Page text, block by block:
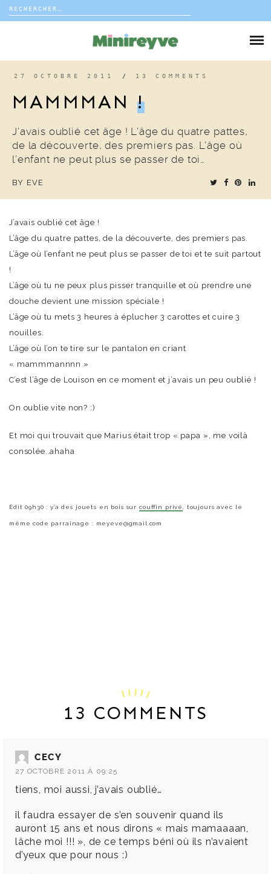
Rechercher :
DÉCO
VOYAGE
27 OCTOBRE 2011 / 13 COMMENTS
MAMMMAN !
J’avais oublié cet âge ! L’âge du quatre pattes,
de la découverte, des premiers pas. L’âge où
l’enfant ne peut plus se passer de toi…
BY EVE
J’avais oublié cet âge !
L’âge du quatre pattes, de la découverte, des premiers pas.
L’âge où l’enfant ne peut plus se passer de toi et te suit partout
!
L’âge où tu ne peux plus pisser tranquille et où prendre une
douche devient une mission spéciale !
L’âge où tu mets 3 heures à éplucher 3 carottes et cuire 3
nouilles.
L’âge où l’on te tire sur le pantalon en criant
« mammmannnn »
C’est l’âge de Louison en ce moment et j’avais un peu oublié !
On oublie vite non? :)
Et moi qui trouvait que Marius était trop « papa », me voilà
consolée..ahaha
Edit 09h30 : y’a des jouets en bois surcouffin privé, toujours avec le
même code parrainage : meyeve@gmail.com
13 COMMENTS
CECY
27 OCTOBRE 2011 À 09:25
tiens, moi aussi, j’avais oublié…
il faudra essayer de s’en souvenir quand ils
auront 15 ans et nous dirons « mais mamaaaan,
lâche moi !!! », de ce temps béni où ils n’avaient
d’yeux que pour nous :)